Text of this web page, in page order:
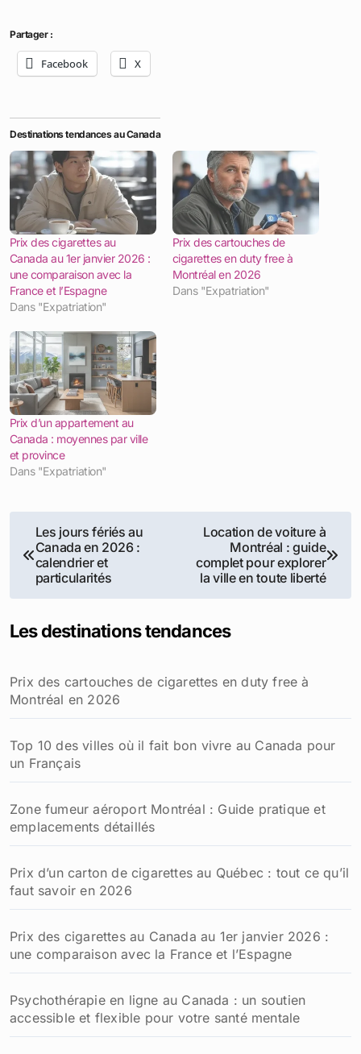
Partager :
Facebook X
Destinations tendances au Canada
Prix des cigarettes au
Canada au 1er janvier 2026 :
une comparaison avec la
France et l’Espagne
Dans "Expatriation"
Prix des cartouches de
cigarettes en duty free à
Montréal en 2026
Dans "Expatriation"
Prix d’un appartement au
Canada : moyennes par ville
et province
Dans "Expatriation"
Navigation
de
l’article
Les jours fériés au
Canada en 2026 :
calendrier et
particularités
Location de voiture à
Montréal : guide
complet pour explorer
la ville en toute liberté
Les destinations tendances
Prix des cartouches de cigarettes en duty free à
Montréal en 2026
Top 10 des villes où il fait bon vivre au Canada pour
un Français
Zone fumeur aéroport Montréal : Guide pratique et
emplacements détaillés
Prix d’un carton de cigarettes au Québec : tout ce qu’il
faut savoir en 2026
Prix des cigarettes au Canada au 1er janvier 2026 :
une comparaison avec la France et l’Espagne
Psychothérapie en ligne au Canada : un soutien
accessible et flexible pour votre santé mentale